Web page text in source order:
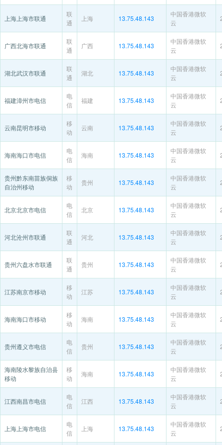
上海上海市联通
联
通
上海 13.75.48.143
中国香港微软
云
广西北海市联通
联
通
广西 13.75.48.143
中国香港微软
云
湖北武汉市联通
联
通
湖北 13.75.48.143
中国香港微软
云
福建漳州市电信
电
信
福建 13.75.48.143
中国香港微软
云
云南昆明市移动
移
动
云南 13.75.48.143
中国香港微软
云
海南海口市电信
电
信
海南 13.75.48.143
中国香港微软
云
贵州黔东南苗族侗族
自治州移动
移
动
贵州 13.75.48.143
中国香港微软
云
北京北京市电信
电
信
北京 13.75.48.143
中国香港微软
云
河北沧州市联通
联
通
河北 13.75.48.143
中国香港微软
云
贵州六盘水市联通
联
通
贵州 13.75.48.143
中国香港微软
云
江苏南京市移动
移
动
江苏 13.75.48.143
中国香港微软
云
海南海口市移动
移
动
海南 13.75.48.143
中国香港微软
云
贵州遵义市电信
电
信
贵州 13.75.48.143
中国香港微软
云
海南陵水黎族自治县
移动
移
动
海南 13.75.48.143
中国香港微软
云
江西南昌市电信
电
信
江西 13.75.48.143
中国香港微软
云
上海上海市电信
电
信
上海 13.75.48.143
中国香港微软
云